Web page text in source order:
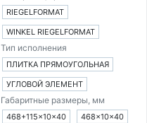
RIEGELFORMAT
WINKEL RIEGELFORMAT
Тип исполнения
ПЛИТКА ПРЯМОУГОЛЬНАЯ
УГЛОВОЙ ЭЛЕМЕНТ
Габаритные размеры, мм
468+115×10×40 468×10×40